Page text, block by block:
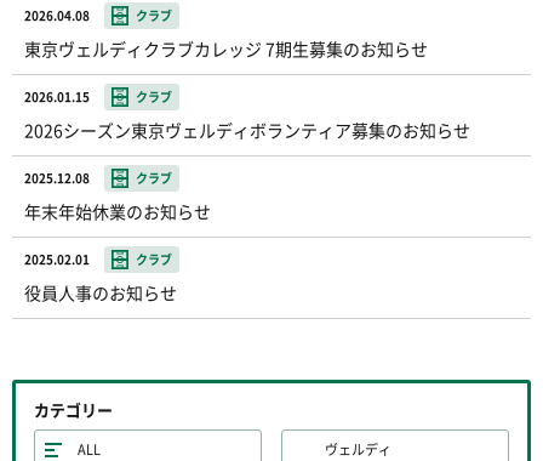
2026.04.08 クラブ
東京ヴェルディクラブカレッジ 7期生募集のお知らせ
2026.01.15 クラブ
2026シーズン東京ヴェルディボランティア募集のお知らせ
2025.12.08 クラブ
年末年始休業のお知らせ
2025.02.01 クラブ
役員人事のお知らせ
カテゴリー
ALL ヴェルディ